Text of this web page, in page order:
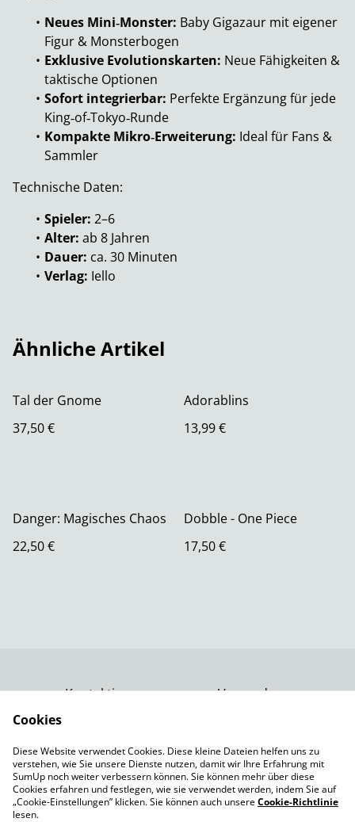
Neues Mini‑Monster: Baby Gigazaur mit eigener
Figur & Monsterbogen
Exklusive Evolutionskarten: Neue Fähigkeiten &
taktische Optionen
Sofort integrierbar: Perfekte Ergänzung für jede
King‑of‑Tokyo‑Runde
Kompakte Mikro‑Erweiterung: Ideal für Fans &
Sammler
Technische Daten:
Spieler: 2–6
Alter: ab 8 Jahren
Dauer: ca. 30 Minuten
Verlag: Iello
Ähnliche Artikel
Tal der Gnome
37,50 €
Adorablins
13,99 €
Danger: Magisches Chaos
22,50 €
Dobble - One Piece
17,50 €
Kontaktiere uns
Versand
Impressum
Cookie-Richtlinie
Cookies
Diese Website verwendet Cookies. Diese kleine Dateien helfen uns zu
verstehen, wie Sie unsere Dienste nutzen, damit wir Ihre Erfahrung mit
SumUp noch weiter verbessern können. Sie können mehr über diese
Cookies erfahren und festlegen, wie sie verwendet werden, indem Sie auf
„Cookie-Einstellungen” klicken. Sie können auch unsereCookie-Richtlinie
lesen.